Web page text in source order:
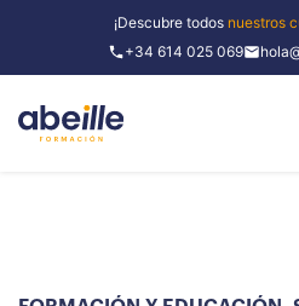
¡Descubre todos nuestros
+34 614 025 069